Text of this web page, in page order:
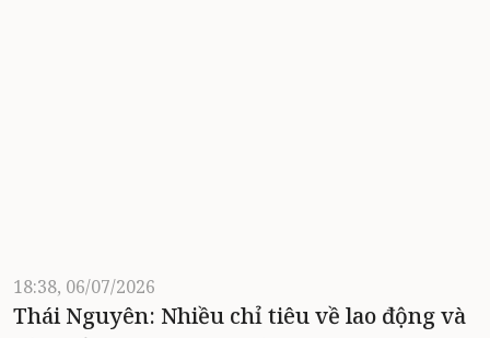
18:38, 06/07/2026
Thái Nguyên: Nhiều chỉ tiêu về lao động và